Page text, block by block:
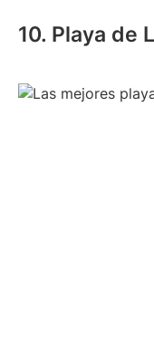
10. Playa de